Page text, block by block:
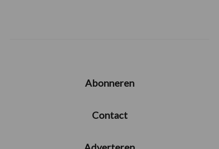
Abonneren
Contact